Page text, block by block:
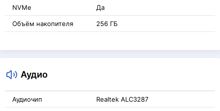
NVMe Да
Объём накопителя 256 ГБ
Аудио
Аудиочип Realtek ALC3287